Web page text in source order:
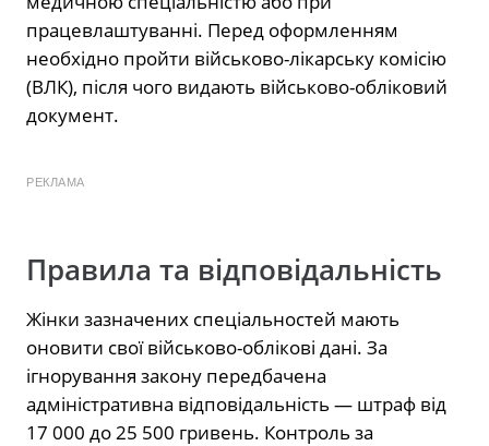
працевлаштуванні. Перед оформленням
необхідно пройти військово-лікарську комісію
(ВЛК), після чого видають військово-обліковий
документ.
РЕКЛАМА
Правила та відповідальність
Жінки зазначених спеціальностей мають
оновити свої військово-облікові дані. За
ігнорування закону передбачена
адміністративна відповідальність — штраф від
17 000 до 25 500 гривень. Контроль за